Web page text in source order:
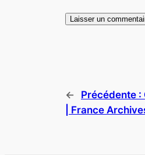
← Précédente :
| France